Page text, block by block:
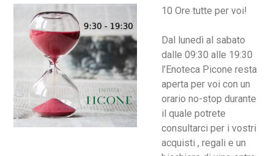
10 Ore tutte per voi!
Dal lunedì al sabato
dalle 09:30 alle 19:30
l’Enoteca Picone resta
aperta per voi con un
orario no-stop durante
il quale potrete
consultarci per i vostri
acquisti , regali e un